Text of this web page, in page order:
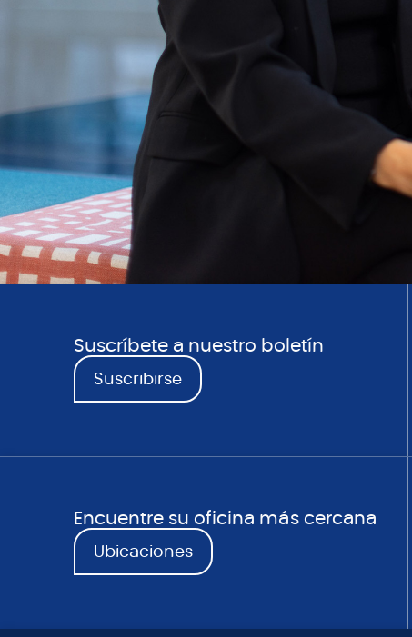
Suscríbete a nuestro boletín
Suscribirse
Encuentre su oficina más cercana
Ubicaciones